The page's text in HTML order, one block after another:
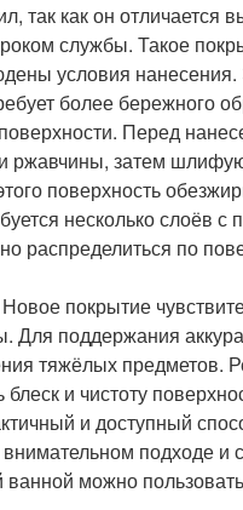
как он отличается
службы. Такое
условия
более бережного
Перед
ржавчины, затем
поверхность
несколько слоёв
распределиться по
покрытие
поддержания
тяжёлых предметов.
и чистоту
и доступный
подходе и
можно